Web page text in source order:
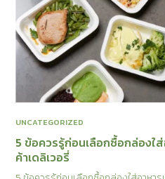
UNCATEGORIZED
5 ข้อควรรู้ก่อนเลือกซื้อกล่องใ
ค้าเดลิเวอรี่